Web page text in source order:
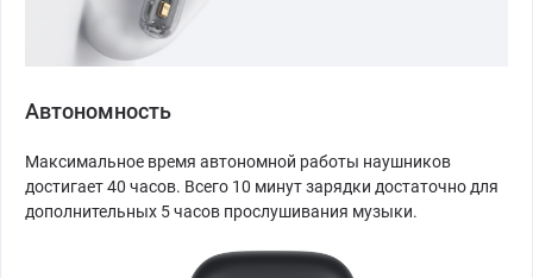
Автономность
Максимальное время автономной работы наушников
достигает 40 часов. Всего 10 минут зарядки достаточно для
дополнительных 5 часов прослушивания музыки.